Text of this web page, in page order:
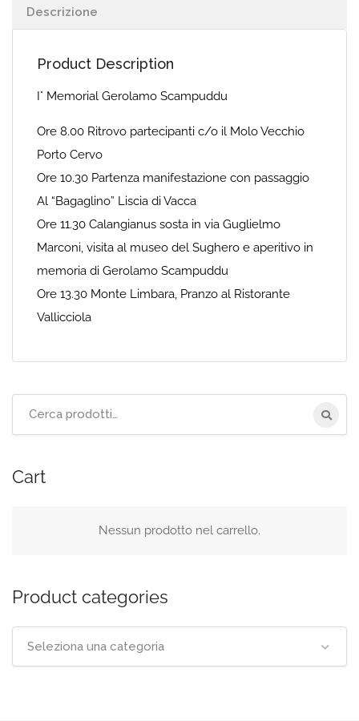
Descrizione
Product Description
I° Memorial Gerolamo Scampuddu
Ore 8.00 Ritrovo partecipanti c/o il Molo Vecchio
Porto Cervo
Ore 10.30 Partenza manifestazione con passaggio
Al “Bagaglino” Liscia di Vacca
Ore 11.30 Calangianus sosta in via Guglielmo
Marconi, visita al museo del Sughero e aperitivo in
memoria di Gerolamo Scampuddu
Ore 13.30 Monte Limbara, Pranzo al Ristorante
Vallicciola
Cart
Nessun prodotto nel carrello.
Product categories
Seleziona una categoria